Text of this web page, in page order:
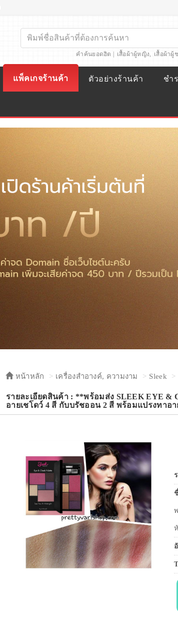
คำค้นยอดฮิต | เสื้อผ้าผู้หญิง, เสื้อผ้าผู้
แพ็คเกจร้านค้า ตัวอย่างร้านค้า ชำ
หน้าหลัก เครื่องสำอางค์, ความงาม Sleek
รายละเอียดสินค้า : **พร้อมส่ง SLEEK EYE &
อายเชโดว์ 4 สี กับบรัชออน 2 สี พร้อมแปรงทาอ